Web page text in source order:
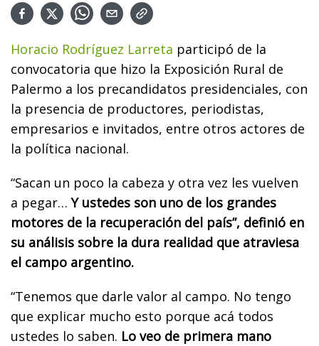
Horacio Rodríguez Larreta participó de la
convocatoria que hizo la Exposición Rural de
Palermo a los precandidatos presidenciales, con
la presencia de productores, periodistas,
empresarios e invitados, entre otros actores de
la política nacional.
“Sacan un poco la cabeza y otra vez les vuelven
a pegar…Y ustedes son uno de los grandes
motores de la recuperación del país”, definió en
su análisis sobre la dura realidad que atraviesa
el campo argentino.
“Tenemos que darle valor al campo. No tengo
que explicar mucho esto porque acá todos
ustedes lo saben. Lo veo de primera mano